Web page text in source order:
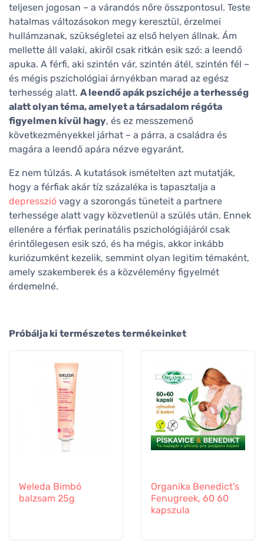
teljesen jogosan – a várandós nőre összpontosul. Teste
hatalmas változásokon megy keresztül, érzelmei
hullámzanak, szükségletei az első helyen állnak. Ám
mellette áll valaki, akiről csak ritkán esik szó: a leendő
apuka. A férfi, aki szintén vár, szintén átél, szintén fél –
és mégis pszichológiai árnyékban marad az egész
terhesség alatt. A leendő apák pszichéje a terhesség
alatt olyan téma, amelyet a társadalom régóta
figyelmen kívül hagy, és ez messzemenő
következményekkel járhat – a párra, a családra és
magára a leendő apára nézve egyaránt.
Ez nem túlzás. A kutatások ismételten azt mutatják,
hogy a férfiak akár tíz százaléka is tapasztalja a
depresszió vagy a szorongás tüneteit a partnere
terhessége alatt vagy közvetlenül a szülés után. Ennek
ellenére a férfiak perinatális pszichológiájáról csak
érintőlegesen esik szó, és ha mégis, akkor inkább
kuriózumként kezelik, semmint olyan legitim témaként,
amely szakemberek és a közvélemény figyelmét
érdemelné.
Próbálja ki természetes termékeinket
Weleda Bimbó
balzsam 25g
Organika Benedict's
Fenugreek, 60 60
kapszula